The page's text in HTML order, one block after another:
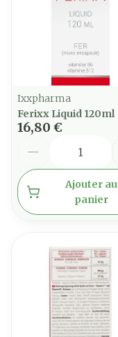
Ixxpharma
Ferixx Liquid 120ml
16,80 €
Ajouter au
panier